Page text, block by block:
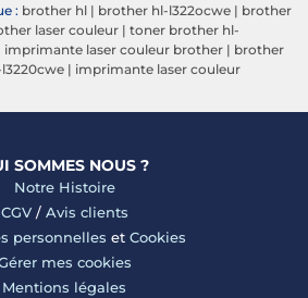
: brother hl | brother hl-l322ocwe | brother
laser couleur | toner brother hl-
imprimante laser couleur brother | brother
| imprimante laser couleur
SOMMES NOUS ?
Notre Histoire
CGV/ Avis clients
personnelles et Cookies
mes cookies
Mentions légales